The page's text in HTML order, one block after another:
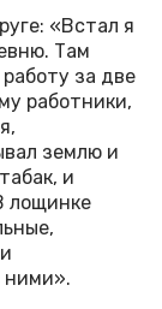
«Встал я
Там
за две
работники,
землю и
и
лощинке
ними».